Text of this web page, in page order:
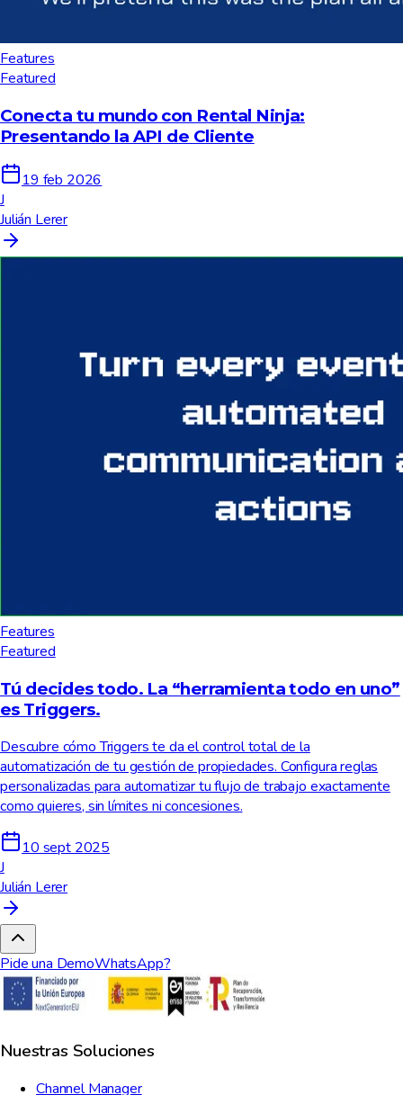
Features
Featured
Conecta tu mundo con Rental Ninja:
Presentando la API de Cliente
19 feb 2026
J
Julián Lerer
Features
Featured
Tú decides todo. La “herramienta todo en uno”
es Triggers.
Descubre cómo Triggers te da el control total de la
automatización de tu gestión de propiedades. Configura reglas
personalizadas para automatizar tu flujo de trabajo exactamente
como quieres, sin límites ni concesiones.
10 sept 2025
J
Julián Lerer
Pide una DemoWhatsApp?
Nuestras Soluciones
Channel Manager